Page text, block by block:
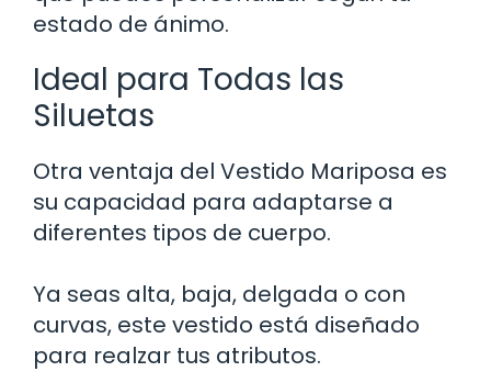
estado de ánimo.
Ideal para Todas las
Siluetas
Otra ventaja del Vestido Mariposa es
su capacidad para adaptarse a
diferentes tipos de cuerpo.
Ya seas alta, baja, delgada o con
curvas, este vestido está diseñado
para realzar tus atributos.